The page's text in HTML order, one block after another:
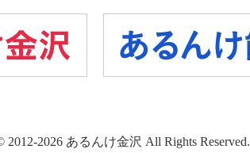
2012-2026 あるんけ金沢 All Rights Reserved.